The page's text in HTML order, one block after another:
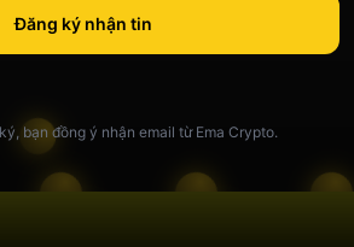
Đăng ký nhận tin
bạn đồng ý nhận email từ Ema Crypto.